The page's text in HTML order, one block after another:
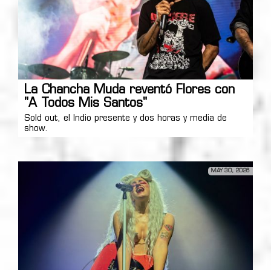
La Chancha Muda reventó Flores con
"A Todos Mis Santos"
Sold out, el Indio presente y dos horas y media de
show.
MAY 30, 2026